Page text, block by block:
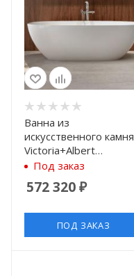
Ванна из
искусственного камня
Victoria+Albert
Barcelona BA3-N-SW-
NO QUARRYCAST,
180x86 см, цвет белый
Под заказ
572 320₽
ПОД ЗАКАЗ